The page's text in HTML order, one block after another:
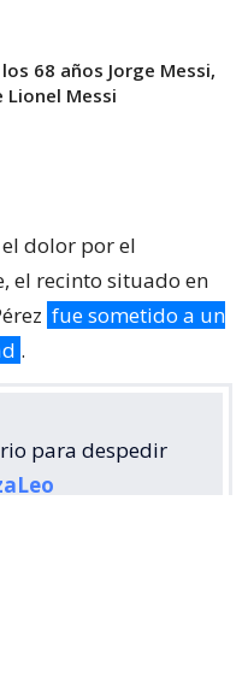
68 años Jorge Messi,
Lionel Messi
dolor por el
el recinto situado en
fue sometido a un
.
para despedir